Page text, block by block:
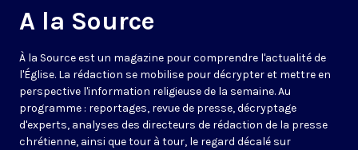
A la Source
À la Source est un magazine pour comprendre l'actualité de
l'Église. La rédaction se mobilise pour décrypter et mettre en
perspective l'information religieuse de la semaine. Au
programme : reportages, revue de presse, décryptage
d'experts, analyses des directeurs de rédaction de la presse
chrétienne, ainsi que tour à tour, le regard décalé sur